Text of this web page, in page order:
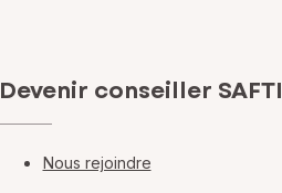
Devenir conseiller SAFTI
Nous rejoindre